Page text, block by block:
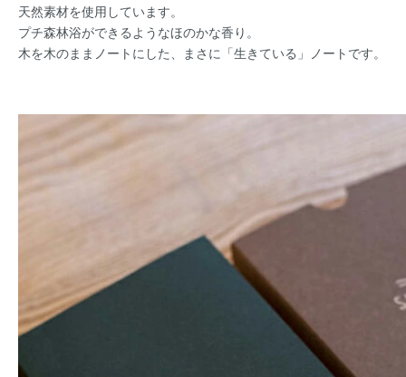
天然素材を使用しています。
プチ森林浴ができるようなほのかな香り。
木を木のままノートにした、まさに「生きている」ノートです。